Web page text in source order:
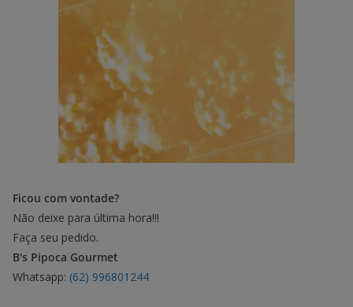
Ficou com vontade?
Não deixe para última hora!!!
Faça seu pedido.
B's Pipoca Gourmet
Whatsapp: (62) 996801244